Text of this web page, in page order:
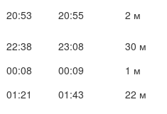
20:53 20:55 2 м
22:38 23:08
30 м
00:08 00:09
1 м
01:21 01:43
22 м